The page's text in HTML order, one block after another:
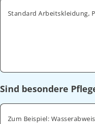
Sind besondere